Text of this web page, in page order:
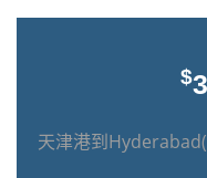
$
天津港到